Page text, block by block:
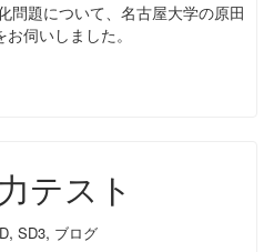
題について、名古屋大学の原田
伺いしました。
テスト
, SD3, ブログ